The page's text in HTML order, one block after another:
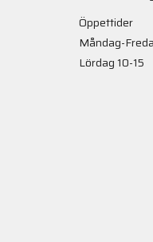
Öppettider
Måndag-
Lördag 10-15